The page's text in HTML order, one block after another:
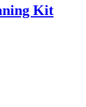
Kit